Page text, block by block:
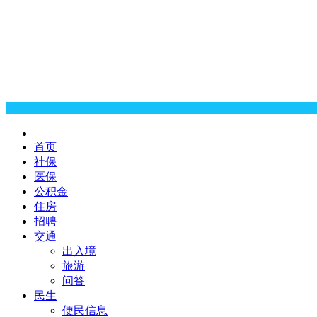
首页
社保
医保
公积金
住房
招聘
交通
出入境
旅游
问答
民生
便民信息